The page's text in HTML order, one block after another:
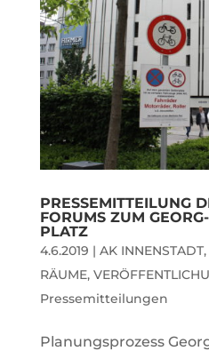
PRESSEMITTEILUNG
FORUMS ZUM
PLATZ
4.6.2019 | AK INNENSTADT,
RÄUME,
Pressemitteilungen
Planungsprozess